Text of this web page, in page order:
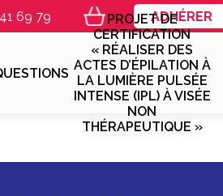
69 79 ADHÉRER
PROJET DE
CERTIFICATION
« RÉALISER DES
ACTES D’ÉPILATION À
LA LUMIÈRE PULSÉE
INTENSE (IPL) À VISÉE
NON
THÉRAPEUTIQUE »